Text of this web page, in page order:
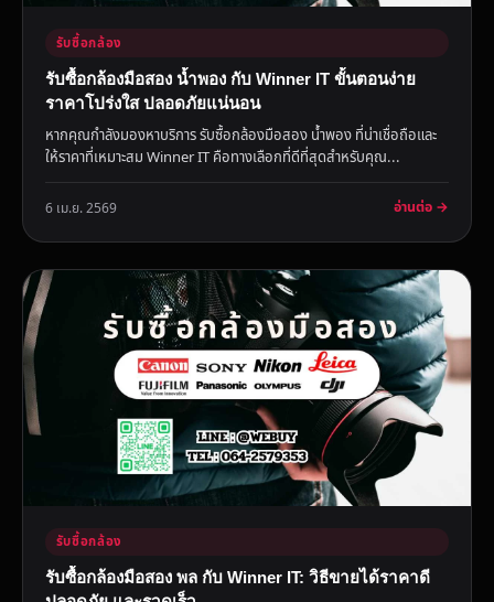
รับซื้อกล้อง
รับซื้อกล้องมือสอง น้ำพอง กับ Winner IT ขั้นตอนง่าย
ราคาโปร่งใส ปลอดภัยแน่นอน
หากคุณกำลังมองหาบริการ รับซื้อกล้องมือสอง น้ำพอง ที่น่าเชื่อถือและ
ให้ราคาที่เหมาะสม Winner IT คือทางเลือกที่ดีที่สุดสำหรับคุณ...
6 เม.ย. 2569 อ่านต่อ →
รับซื้อกล้อง
รับซื้อกล้องมือสอง พล กับ Winner IT: วิธีขายได้ราคาดี